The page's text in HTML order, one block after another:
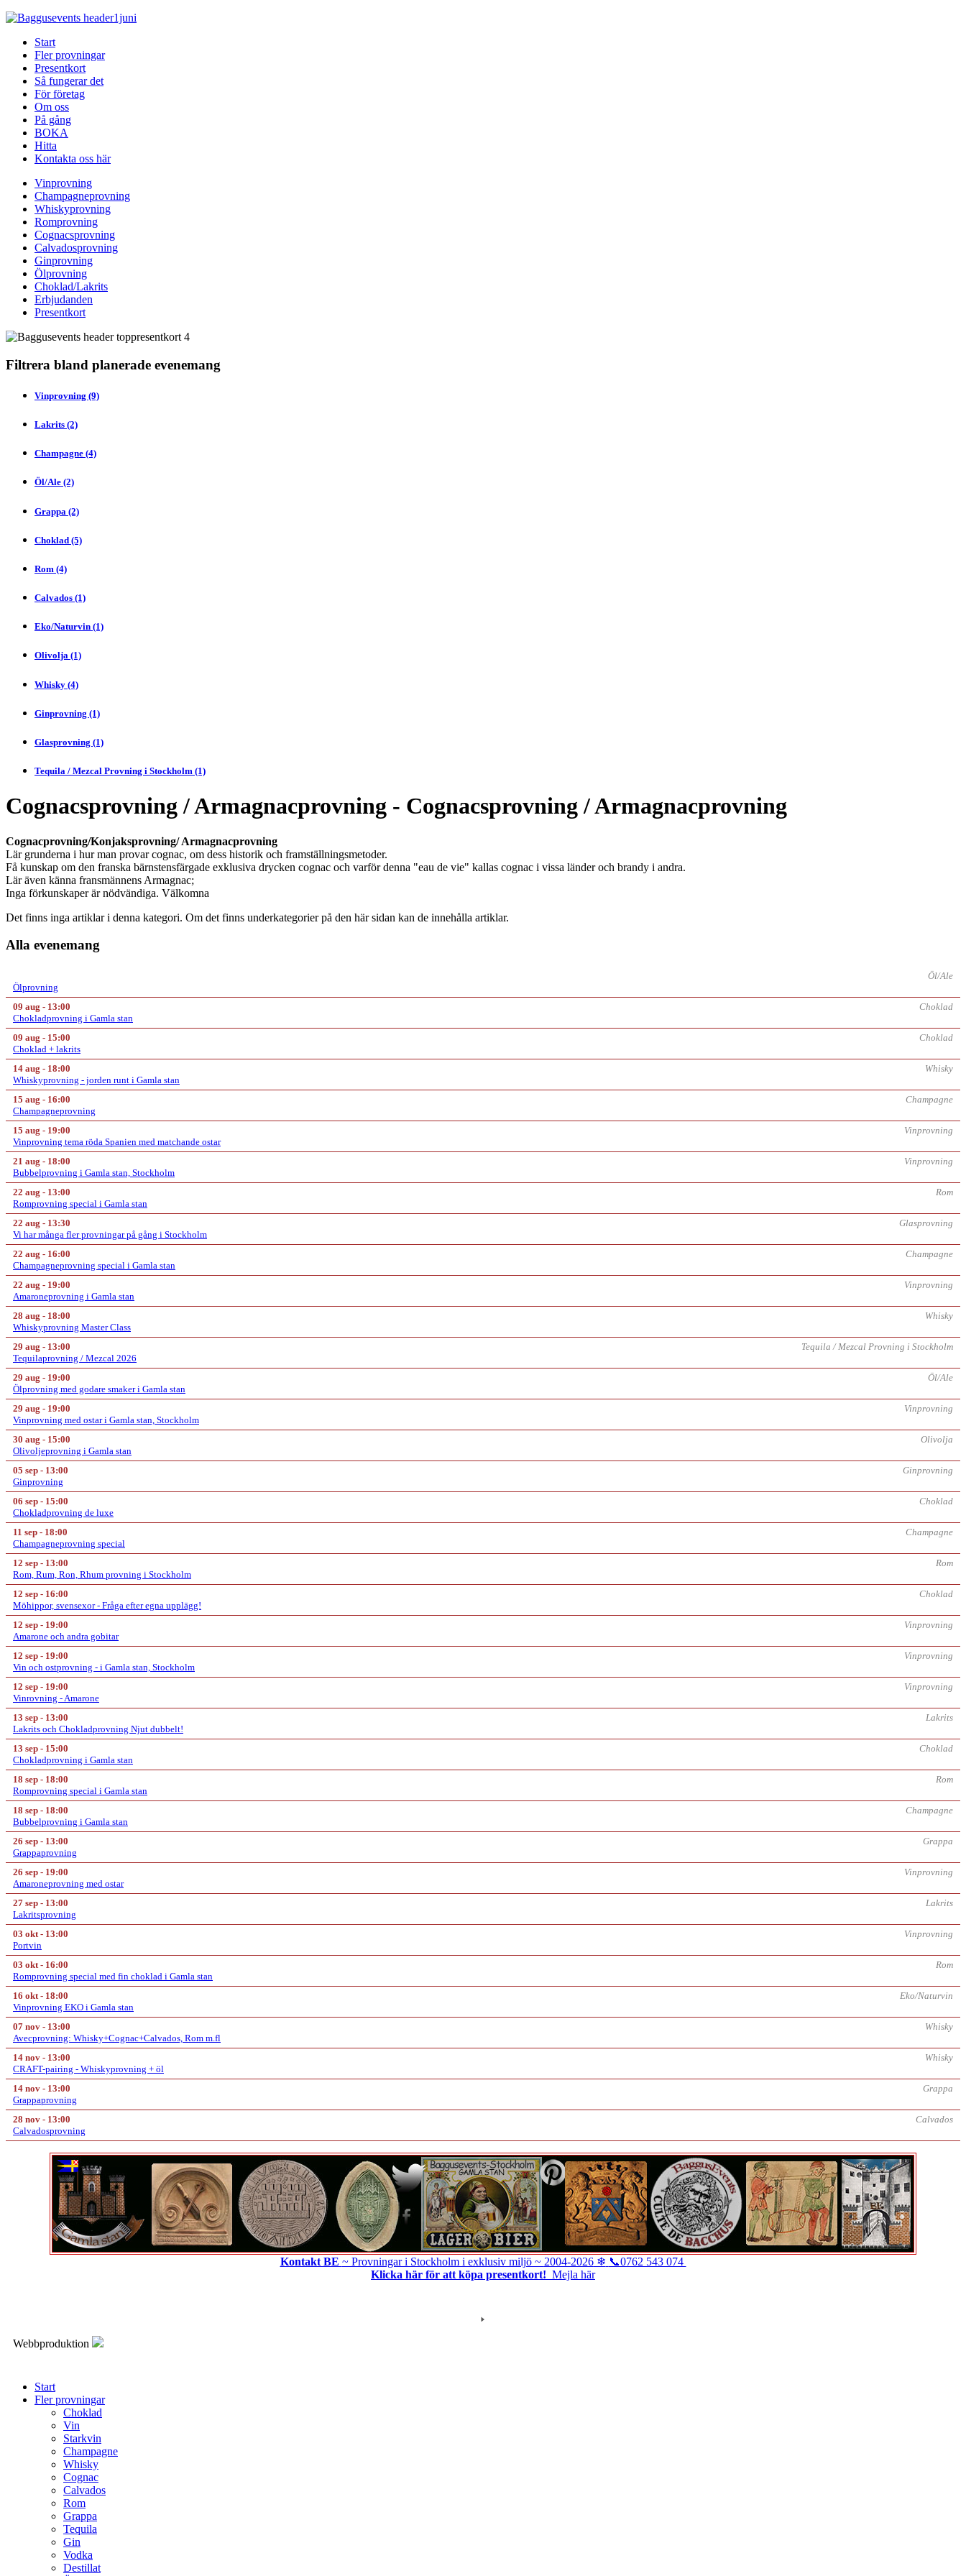
Start
Fler provningar
Presentkort
Så fungerar det
För företag
Om oss
På gång
BOKA
Hitta
Kontakta oss här
Vinprovning
Champagneprovning
Whiskyprovning
Romprovning
Cognacsprovning
Calvadosprovning
Ginprovning
Ölprovning
Choklad/Lakrits
Erbjudanden
Presentkort
Filtrera bland planerade evenemang
Vinprovning (9)
Lakrits (2)
Champagne (4)
Öl/Ale (2)
Grappa (2)
Choklad (5)
Rom (4)
Calvados (1)
Eko/Naturvin (1)
Olivolja (1)
Whisky (4)
Ginprovning (1)
Glasprovning (1)
Tequila / Mezcal Provning i Stockholm (1)
Cognacsprovning / Armagnacprovning - Cognacsprovning / Armagnacprovning
Cognacprovning/Konjaksprovning/ Armagnacprovning
Lär grunderna i hur man provar cognac, om dess historik och framställningsmetoder.
Få kunskap om den franska bärnstensfärgade exklusiva drycken cognac och varför denna "eau de vie" kallas cognac i vissa länder och brandy i andra.
Lär även känna fransmännens Armagnac;
Inga förkunskaper är nödvändiga. Välkomna
Det finns inga artiklar i denna kategori. Om det finns underkategorier på den här sidan kan de innehålla artiklar.
Alla evenemang
Öl/Ale
Ölprovning
09 aug - 13:00
Choklad
Chokladprovning i Gamla stan
09 aug - 15:00
Choklad
Choklad + lakrits
14 aug - 18:00
Whisky
Whiskyprovning - jorden runt i Gamla stan
15 aug - 16:00
Champagne
Champagneprovning
15 aug - 19:00
Vinprovning
Vinprovning tema röda Spanien med matchande ostar
21 aug - 18:00
Vinprovning
Bubbelprovning i Gamla stan, Stockholm
22 aug - 13:00
Rom
Romprovning special i Gamla stan
22 aug - 13:30
Glasprovning
Vi har många fler provningar på gång i Stockholm
22 aug - 16:00
Champagne
Champagneprovning special i Gamla stan
22 aug - 19:00
Vinprovning
Amaroneprovning i Gamla stan
28 aug - 18:00
Whisky
Whiskyprovning Master Class
29 aug - 13:00
Tequila / Mezcal Provning i Stockholm
Tequilaprovning / Mezcal 2026
29 aug - 19:00
Öl/Ale
Ölprovning med godare smaker i Gamla stan
29 aug - 19:00
Vinprovning
Vinprovning med ostar i Gamla stan, Stockholm
30 aug - 15:00
Olivolja
Olivoljeprovning i Gamla stan
05 sep - 13:00
Ginprovning
Ginprovning
06 sep - 15:00
Choklad
Chokladprovning de luxe
11 sep - 18:00
Champagne
Champagneprovning special
12 sep - 13:00
Rom
Rom, Rum, Ron, Rhum provning i Stockholm
12 sep - 16:00
Choklad
Möhippor, svensexor - Fråga efter egna upplägg!
12 sep - 19:00
Vinprovning
Amarone och andra gobitar
12 sep - 19:00
Vinprovning
Vin och ostprovning - i Gamla stan, Stockholm
12 sep - 19:00
Vinprovning
Vinrovning - Amarone
13 sep - 13:00
Lakrits
Lakrits och Chokladprovning Njut dubbelt!
13 sep - 15:00
Choklad
Chokladprovning i Gamla stan
18 sep - 18:00
Rom
Romprovning special i Gamla stan
18 sep - 18:00
Champagne
Bubbelprovning i Gamla stan
26 sep - 13:00
Grappa
Grappaprovning
26 sep - 19:00
Vinprovning
Amaroneprovning med ostar
27 sep - 13:00
Lakrits
Lakritsprovning
03 okt - 13:00
Vinprovning
Portvin
03 okt - 16:00
Rom
Romprovning special med fin choklad i Gamla stan
16 okt - 18:00
Eko/Naturvin
Vinprovning EKO i Gamla stan
07 nov - 13:00
Whisky
Avecprovning: Whisky+Cognac+Calvados, Rom m.fl
14 nov - 13:00
Whisky
CRAFT-pairing - Whiskyprovning + öl
14 nov - 13:00
Grappa
Grappaprovning
28 nov - 13:00
Calvados
Calvadosprovning
Kontakt BE ~ Provningar i Stockholm i exklusiv miljö ~ 2004-2026❄ 📞0762 543 074
Klicka här för att köpa presentkort! Mejla här
Webbproduktion
Start
Fler provningar
Choklad
Vin
Starkvin
Champagne
Whisky
Cognac
Calvados
Rom
Grappa
Tequila
Gin
Vodka
Destillat